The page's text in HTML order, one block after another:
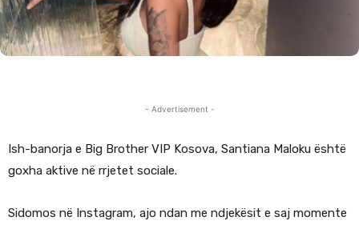
- Advertisement -
Ish-banorja e Big Brother VIP Kosova, Santiana Maloku është
goxha aktive në rrjetet sociale.
Sidomos në Instagram, ajo ndan me ndjekësit e saj momente